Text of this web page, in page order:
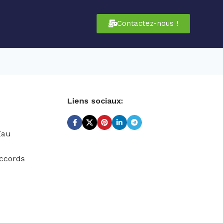
Contactez-nous !
Liens sociaux: